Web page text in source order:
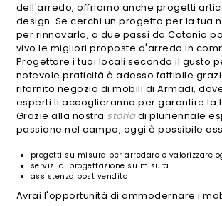
dell'arredo, offriamo anche progetti
design. Se cerchi un progetto per la tua
per rinnovarla, a due passi da Catania
vivo le migliori proposte d'arredo in
Progettare i tuoi locali secondo il gusto
notevole praticità è adesso fattibile
rifornito negozio di mobili di Armadi,
esperti ti accoglieranno per garantire la
Grazie alla nostra storiadi pluriennale
passione nel campo, oggi è possibile
progetti su misura per arredare e valorizzare
servizi di progettazione su misura
assistenza post vendita
Avrai l'opportunità di ammodernare i